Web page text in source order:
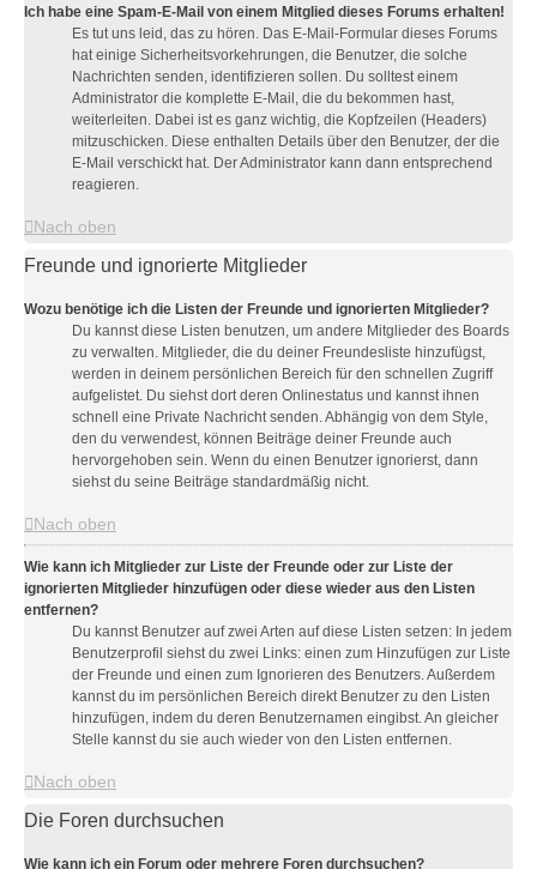
Ich habe eine Spam-E-Mail von einem Mitglied dieses Forums erhalten!
Es tut uns leid, das zu hören. Das E-Mail-Formular dieses Forums
hat einige Sicherheitsvorkehrungen, die Benutzer, die solche
Nachrichten senden, identifizieren sollen. Du solltest einem
Administrator die komplette E-Mail, die du bekommen hast,
weiterleiten. Dabei ist es ganz wichtig, die Kopfzeilen (Headers)
mitzuschicken. Diese enthalten Details über den Benutzer, der die
E-Mail verschickt hat. Der Administrator kann dann entsprechend
reagieren.
Nach oben
Freunde und ignorierte Mitglieder
Wozu benötige ich die Listen der Freunde und ignorierten Mitglieder?
Du kannst diese Listen benutzen, um andere Mitglieder des Boards
zu verwalten. Mitglieder, die du deiner Freundesliste hinzufügst,
werden in deinem persönlichen Bereich für den schnellen Zugriff
aufgelistet. Du siehst dort deren Onlinestatus und kannst ihnen
schnell eine Private Nachricht senden. Abhängig von dem Style,
den du verwendest, können Beiträge deiner Freunde auch
hervorgehoben sein. Wenn du einen Benutzer ignorierst, dann
siehst du seine Beiträge standardmäßig nicht.
Nach oben
Wie kann ich Mitglieder zur Liste der Freunde oder zur Liste der
ignorierten Mitglieder hinzufügen oder diese wieder aus den Listen
entfernen?
Du kannst Benutzer auf zwei Arten auf diese Listen setzen: In jedem
Benutzerprofil siehst du zwei Links: einen zum Hinzufügen zur Liste
der Freunde und einen zum Ignorieren des Benutzers. Außerdem
kannst du im persönlichen Bereich direkt Benutzer zu den Listen
hinzufügen, indem du deren Benutzernamen eingibst. An gleicher
Stelle kannst du sie auch wieder von den Listen entfernen.
Nach oben
Die Foren durchsuchen
Wie kann ich ein Forum oder mehrere Foren durchsuchen?